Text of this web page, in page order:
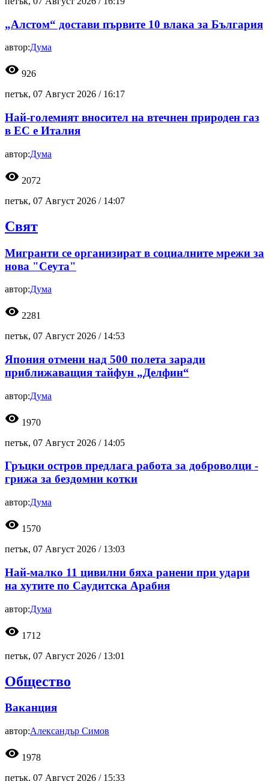
„Алстом“ достави първите 10 влака за България
автор:Дума
visibility 926
петък, 07 Август 2026 / 16:17
Най-големият вносител на втечнен природен газ
в ЕС е Италия
автор:Дума
visibility 2072
петък, 07 Август 2026 / 14:07
Свят
Мигранти се организират в социалните мрежи за
нова "Сеута"
автор:Дума
visibility 2281
петък, 07 Август 2026 / 14:53
Япония отмени над 500 полета заради
приближаващия тайфун „Делфин“
автор:Дума
visibility 1970
петък, 07 Август 2026 / 14:05
Гръцки остров предлага работа за доброволци -
грижа за бездомни котки
автор:Дума
visibility 1570
петък, 07 Август 2026 / 13:03
Най-малко 11 цивилни бяха ранени при удари
на хутите по Саудитска Арабия
автор:Дума
visibility 1712
петък, 07 Август 2026 / 13:01
Общество
Ваканция
автор:Александър Симов
visibility 1978
петък, 07 Август 2026 / 15:33